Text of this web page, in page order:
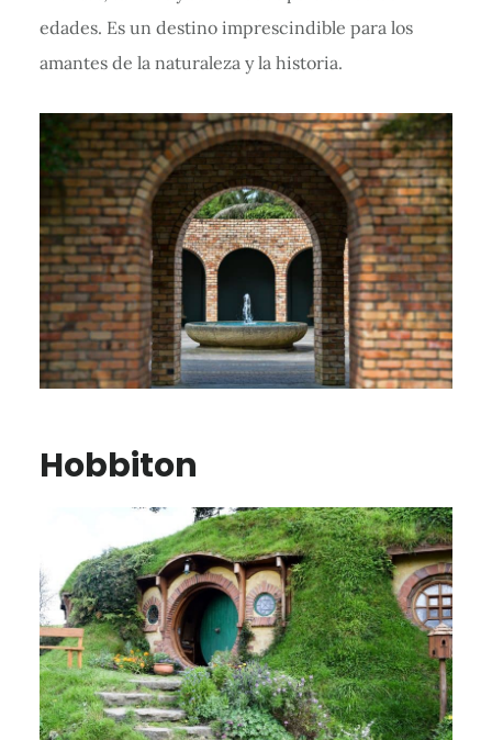
edades. Es un destino imprescindible para los
amantes de la naturaleza y la historia.
Hobbiton